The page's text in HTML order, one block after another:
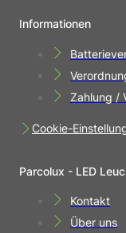
Informationen
Zahlung /
Cookie-
Parcolux - LED
Kontakt
Über uns